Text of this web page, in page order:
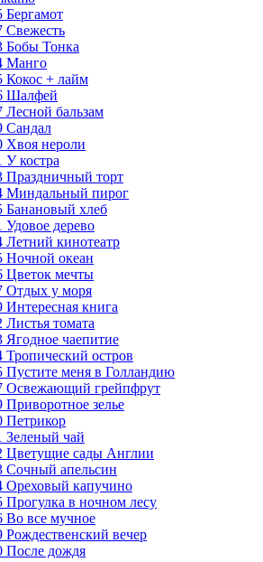
Тонка
Манго
+ лайм
Шалфей
бальзам
Сандал
нероли
костра
торт
Миндальный пирог
хлеб
дерево
кинотеатр
океан
мечты
Отдых у моря
книга
томата
чаепитие
остров
меня в Голландию
Освежающий грейпфрут
зелье
чай
сады Англии
апельсин
капучино
в ночном лесу
все мучное
вечер
дождя